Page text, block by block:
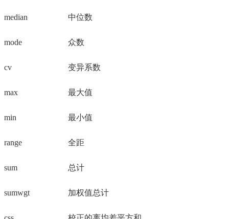
median 中位数
mode 众数
cv 变异系数
max 最大值
min 最小值
range 全距
sum 总计
sumwgt 加权值总计